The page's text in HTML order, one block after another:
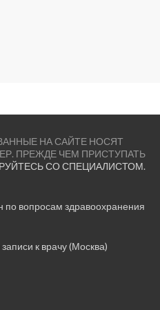
НА САЙТЕ НОСЯТ
ПРЕЖДЕ ЧЕМ ПРИСТУПАТЬ
СО СПЕЦИАЛИСТОМ.
вопросам здравоохранения
к врачу (Москва)